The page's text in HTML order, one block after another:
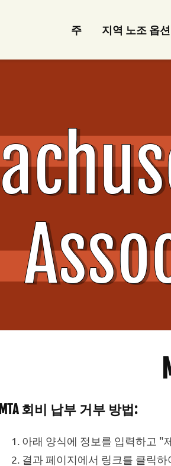
주 지역 노조 옵션
MTA 회비 납부 거부 방법:
아래 양식에 정보를 입력하고 "
결과 페이지에서 링크를 클릭